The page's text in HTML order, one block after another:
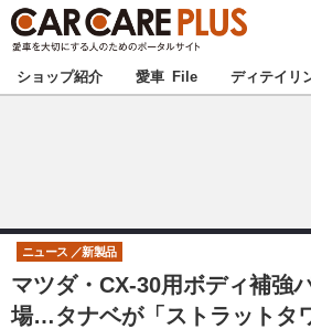
★カーケアプラス認定★ 厳選プロシ
甲信越
東海
ショップ紹介 愛車 File ディテイリ
マツダ・CX-30用ボディ補強
場…タナベが「ストラットタ
ニュース 新製品